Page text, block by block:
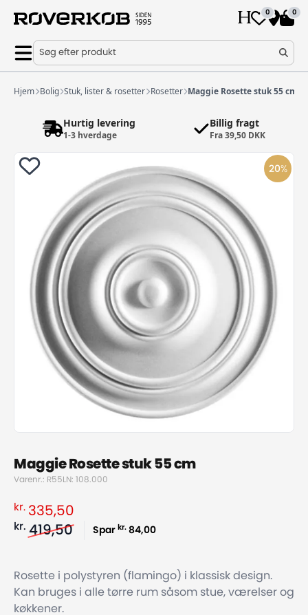
0 0
Søg efter produkt
Hjem Bolig Stuk, lister & rosetter Rosetter Maggie Rosette stuk 55 cm
Hurtig levering
1-3 hverdage
Billig fragt
Fra 39,50 DKK
20%
Maggie Rosette stuk 55 cm
Varenr.: R55LN: 108.000
kr. 335,50
kr. 419,50 Spar kr. 84,00
Rosette i polystyren (flamingo) i klassisk design.
Kan bruges i alle tørre rum såsom stue, værelser og
køkkener.